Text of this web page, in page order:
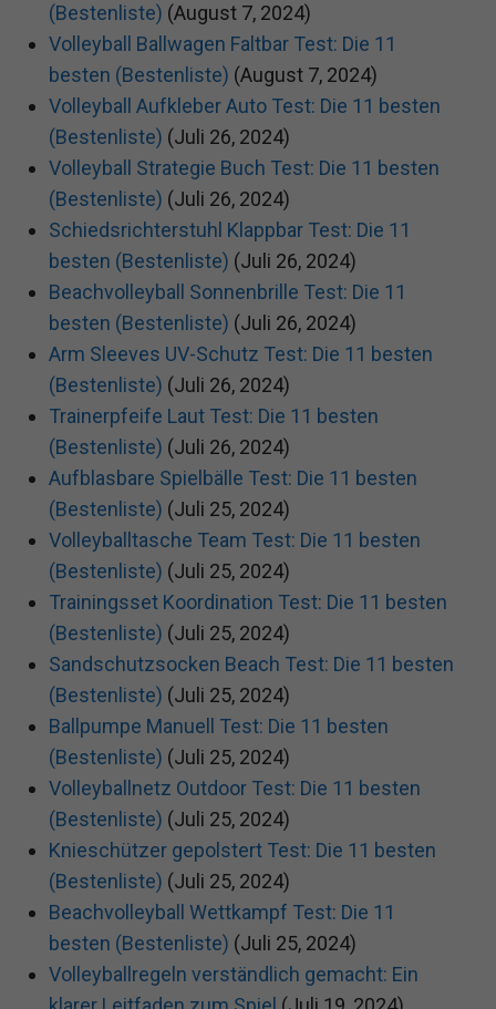
(Bestenliste) (August 7, 2024)
Volleyball Ballwagen Faltbar Test: Die 11
besten (Bestenliste) (August 7, 2024)
Volleyball Aufkleber Auto Test: Die 11 besten
(Bestenliste) (Juli 26, 2024)
Volleyball Strategie Buch Test: Die 11 besten
(Bestenliste) (Juli 26, 2024)
Schiedsrichterstuhl Klappbar Test: Die 11
besten (Bestenliste) (Juli 26, 2024)
Beachvolleyball Sonnenbrille Test: Die 11
besten (Bestenliste) (Juli 26, 2024)
Arm Sleeves UV-Schutz Test: Die 11 besten
(Bestenliste) (Juli 26, 2024)
Trainerpfeife Laut Test: Die 11 besten
(Bestenliste) (Juli 26, 2024)
Aufblasbare Spielbälle Test: Die 11 besten
(Bestenliste) (Juli 25, 2024)
Volleyballtasche Team Test: Die 11 besten
(Bestenliste) (Juli 25, 2024)
Trainingsset Koordination Test: Die 11 besten
(Bestenliste) (Juli 25, 2024)
Sandschutzsocken Beach Test: Die 11 besten
(Bestenliste) (Juli 25, 2024)
Ballpumpe Manuell Test: Die 11 besten
(Bestenliste) (Juli 25, 2024)
Volleyballnetz Outdoor Test: Die 11 besten
(Bestenliste) (Juli 25, 2024)
Knieschützer gepolstert Test: Die 11 besten
(Bestenliste) (Juli 25, 2024)
Beachvolleyball Wettkampf Test: Die 11
besten (Bestenliste) (Juli 25, 2024)
Volleyballregeln verständlich gemacht: Ein